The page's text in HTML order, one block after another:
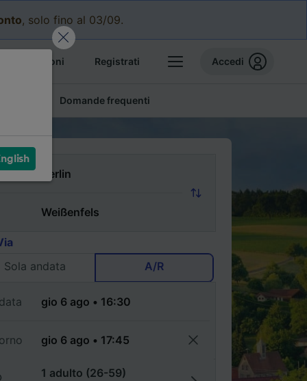
, solo fino al 03/09.
prenotazioni Registrati Accedi
Domande frequenti
Sola andata
A/R
1 adulto (26-59)